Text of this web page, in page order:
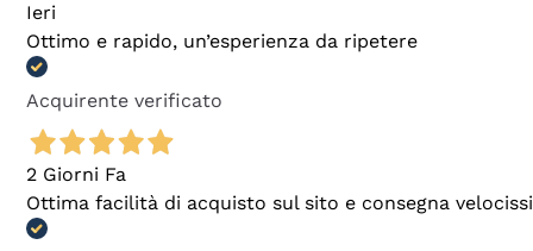
Ieri
Ottimo e rapido, un’esperienza da ripetere
Acquirente verificato
2 Giorni Fa
Ottima facilità di acquisto sul sito e consegna